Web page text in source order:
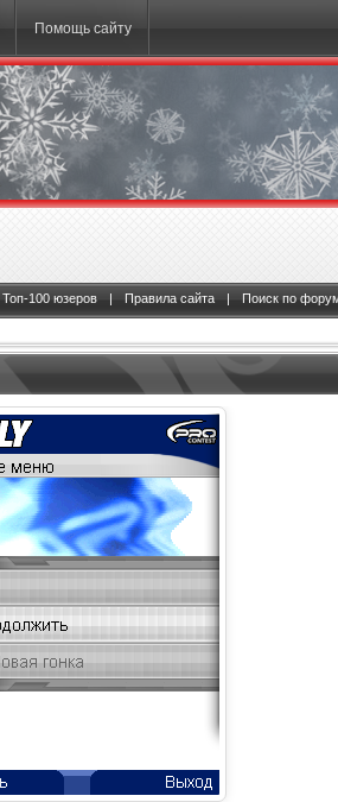
Помощь сайту
Топ-100 юзеров | Правила сайта | Поиск по